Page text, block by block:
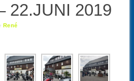
22.JUNI 2019
René